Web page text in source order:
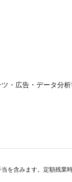
・広告・データ分
含みます。定額残業